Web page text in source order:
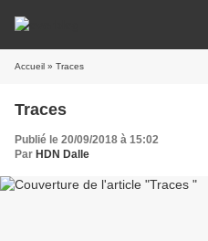
Accueil » Traces
Traces
Publié le 20/09/2018 à 15:02
Par HDN Dalle